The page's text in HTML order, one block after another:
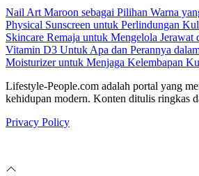
Nail Art Maroon sebagai Pilihan Warna
Physical Sunscreen untuk Perlindungan
Skincare Remaja untuk Mengelola
Vitamin D3 Untuk Apa dan Perannya
Moisturizer untuk Menjaga Kelembapan
Lifestyle-People.com adalah portal yang
kehidupan modern. Konten ditulis ringkas
Privacy Policy